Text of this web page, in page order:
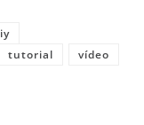
tutorial
vídeo